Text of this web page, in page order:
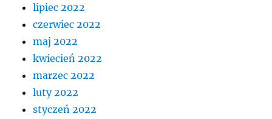
lipiec 2022
czerwiec 2022
maj 2022
kwiecień 2022
marzec 2022
luty 2022
styczeń 2022